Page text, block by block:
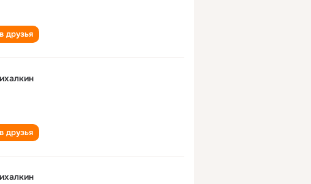
друзья
друзья